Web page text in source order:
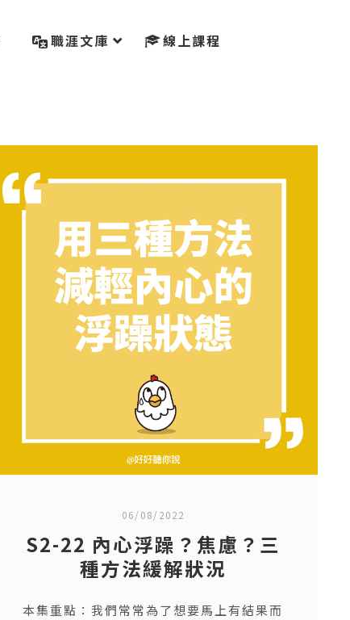
職涯文庫 線上課程
06/08/2022
S2-22 內心浮躁？焦慮？三
種方法緩解狀況
本集重點：我們常常為了想要馬上有結果而